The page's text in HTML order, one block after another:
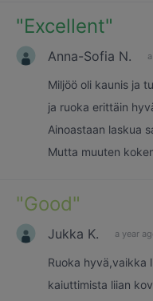
"Excellent"
Anna-Sofia N.
Miljöö oli kaunis ja
ja ruoka erittäin
Ainoastaan laskua
Mutta muuten
"Good"
Jukka K. a year
Ruoka hyvä,vaikka
kaiuttimista liian